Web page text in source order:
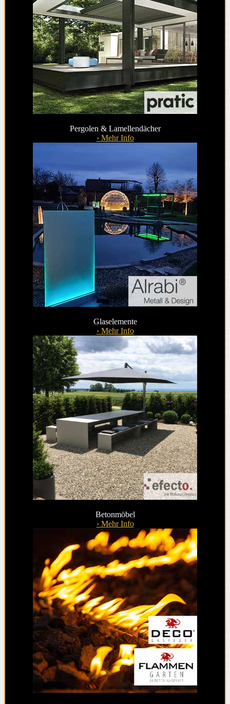
Pergolen & Lamellendächer
› Mehr Info
Glaselemente
› Mehr Info
Betonmöbel
› Mehr Info